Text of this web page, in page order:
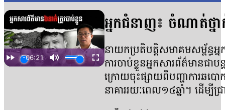
អ្នកជំនាញ៖ ចំណាត់ថ្នា
នាយកប្រតិបត្តិសមាគមសម្ព័ន្ធ
ការចាប់ខ្លួនអ្នកសារព័ត៌មានជា
ក្រោយចុះផ្សាយពីបញ្ហាការឆបោ
នាគាររយៈពេល១៤ឆ្នាំ។ ដើម្